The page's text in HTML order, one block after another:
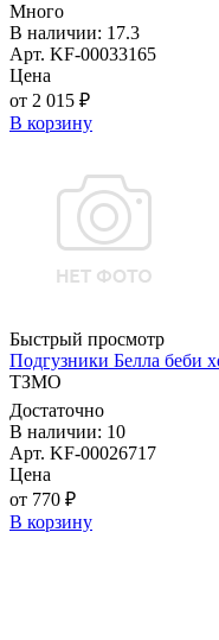
Много
В наличии: 17.3
Арт. KF-00033165
Цена
от 2 015 ₽
В корзину
Быстрый просмотр
Подгузники Белла
ТЗМО
Достаточно
В наличии: 10
Арт. KF-00026717
Цена
от 770 ₽
В корзину